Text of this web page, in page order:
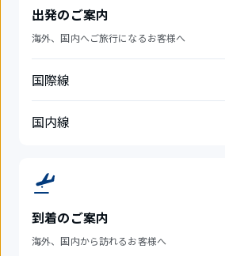
出発のご案内
海外、国内へご旅行になるお客様へ
国際線
国内線
到着のご案内
海外、国内から訪れるお客様へ